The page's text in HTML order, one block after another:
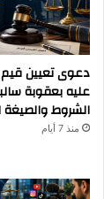
دعوى تعيين
عليه بعقوبة
الشروط والصيغة
منذ 7 أيام